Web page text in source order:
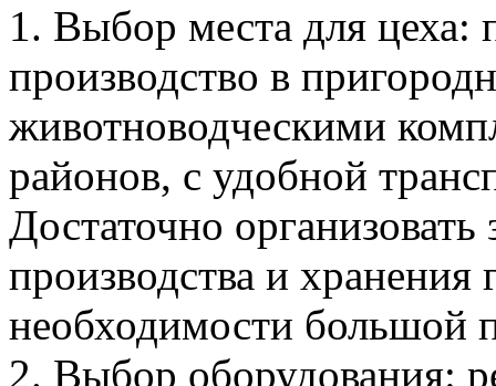
1. Выбор места для цеха:
производство в
животноводческими
районов, с удобной
Достаточно
производства и хранения
необходимости большой
2. Выбор оборудования: